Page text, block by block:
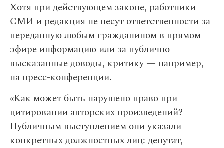
Хотя при действующем законе, работники
СМИ и редакция не несут ответственности за
переданную любым гражданином в прямом
эфире информацию или за публично
высказанные доводы, критику — например,
на пресс-конференции.
«Как может быть нарушено право при
цитировании авторских произведений?
Публичным выступлением они указали
конкретных должностных лиц: депутат,